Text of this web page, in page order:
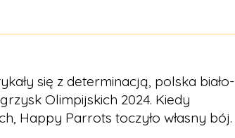
się z determinacją, polska biało-
Olimpijskich 2024. Kiedy
Happy Parrots toczyło własny bój.